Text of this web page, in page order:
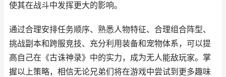
使其在战斗中发挥更大的影响。
通过合理安排任务顺序、熟悉人物特征、合理组合阵型、
挑战副本和跨服竞技、充分利用装备和宠物体系，可以提
高自己在《古诛神录》中的实力，成为无人能敌玩家。掌
握以上策略，相信无论兄弟们将在游戏中尝试到更多趣味